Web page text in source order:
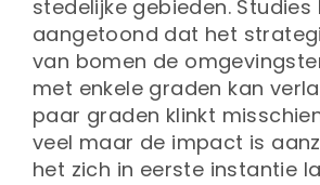
stedelijke gebieden. Studies
aangetoond dat het
van bomen de
met enkele graden kan
paar graden klinkt
veel maar de impact is
het zich in eerste instantie